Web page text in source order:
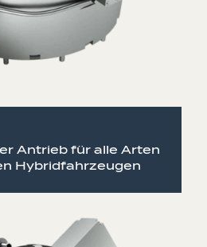
Antrieb für alle Arten
Hybridfahrzeugen